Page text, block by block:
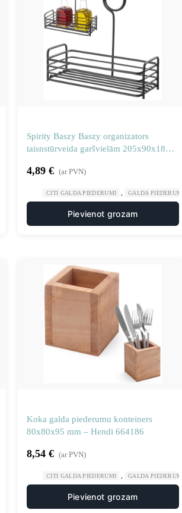
GASTRONOMIJA , RESTORĀNS
Spirity Baszy Baszy organizators
taisnstūrveida garšvielām 205x90x180
4,89 € (ar PVN)
CITI GALDA PIEDERUMI GALDA PIEDERUMI
Pievienot grozam
GASTRONOMIJA , RESTORĀNS
Koka galda piederumu konteiners
80x80x95 mm – Hendi 664186
8,54 € (ar PVN)
CITI GALDA PIEDERUMI GALDA PIEDERUMI
Pievienot grozam